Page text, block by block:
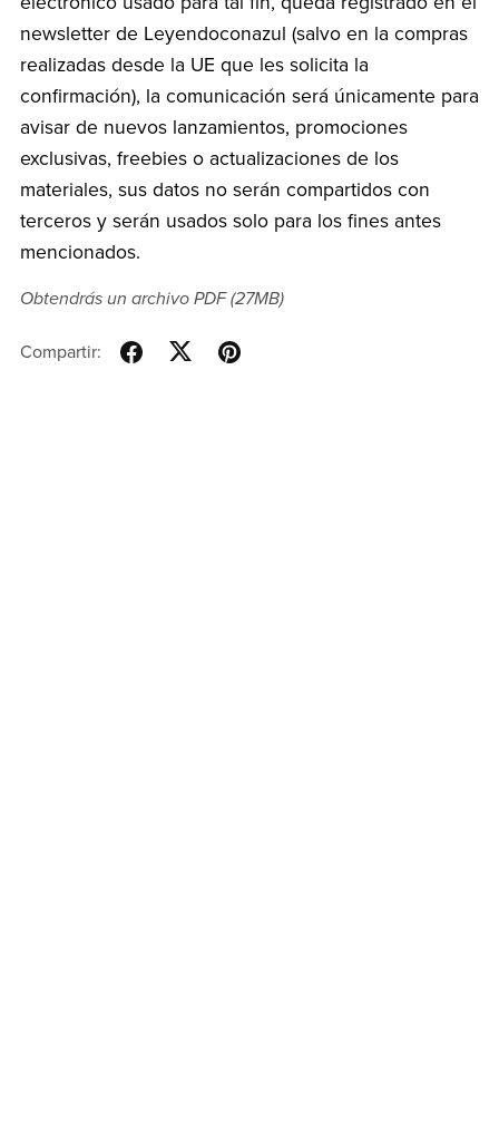
newsletter de Leyendoconazul (salvo en la compras
realizadas desde la UE que les solicita la
confirmación), la comunicación será únicamente para
avisar de nuevos lanzamientos, promociones
exclusivas, freebies o actualizaciones de los
materiales, sus datos no serán compartidos con
terceros y serán usados solo para los fines antes
mencionados.
Obtendrás un archivo PDF(27MB)
Compartir: